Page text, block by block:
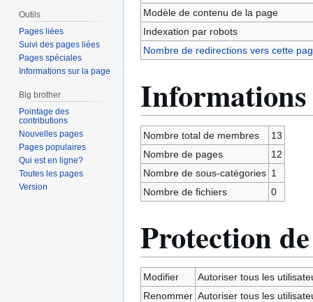
Modèle de contenu de la page
Indexation par robots
Nombre de redirections vers cette
Nombre total de membres
13
Nombre de pages
12
Nombre de sous-catégories 1
Nombre de fichiers
0
Protection
Modifier
Autoriser tous les
Renommer Autoriser tous les
Outils
Pages liées
Suivi des pages liées
Pages spéciales
Informations sur la page
Big brother
Pointage des
contributions
Nouvelles pages
Pages populaires
Qui est en ligne?
Toutes les pages
Version